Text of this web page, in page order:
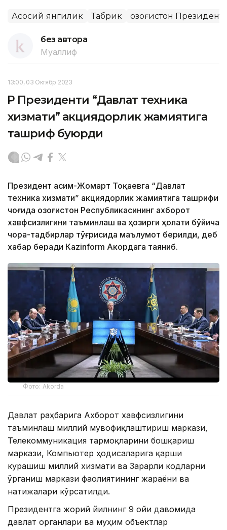
Асосий янгилик Табрик Қозоғистон
без автора
Муаллиф
13:00, 03 Октябр 2023
ҚР Президенти “Давлат техника
хизмати” акциядорлик жамиятига
ташриф буюрди
Президент Қасим-Жомарт Тоқаевга “Давлат
техника хизмати” акциядорлик жамиятига ташрифи
чоғида Қозоғистон Республикасининг ахборот
хавфсизлигини таъминлаш ва ҳозирги ҳолати бўйича
чора-тадбирлар тўғрисида маълумот берилди, деб
хабар беради Каzinform Акордага таяниб.
Фото: Akorda
Давлат раҳбарига Ахборот хавфсизлигини
таъминлаш миллий мувофиқлаштириш маркази,
Телекоммуникация тармоқларини бошқариш
маркази, Компьютер ҳодисаларига қарши
курашиш миллий хизмати ва Зарарли кодларни
ўрганиш маркази фаолиятининг жараёни ва
натижалари кўрсатилди.
Президентга жорий йилнинг 9 ойи давомида
давлат органлари ва муҳим объектлар